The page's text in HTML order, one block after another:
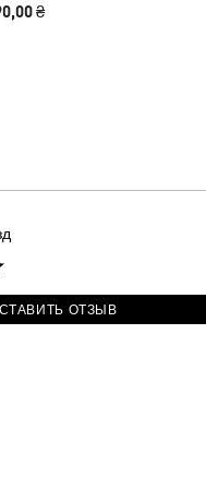
₴
ОТЗЫВ